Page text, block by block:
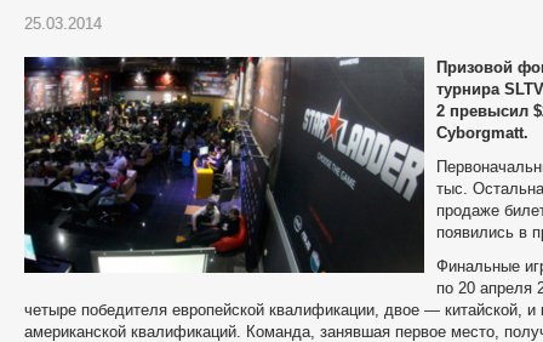
25.03.2014
Призовой
турнира
2 превысил
Cyborgmatt.
тыс.
продаже
появились в
Финальные
по 20 апреля
четыре победителя европейской квалификации, двое — китайской,
американской квалификаций. Команда, занявшая первое место,